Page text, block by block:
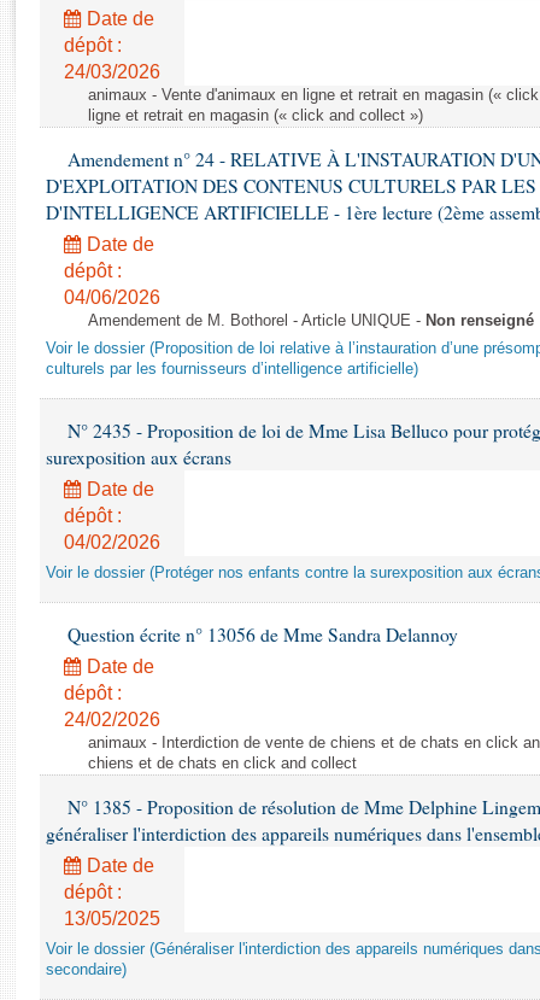
Rapports législatifs
Rapports sur l'application des lois
Baromètre de l’application des lois
Dossiers législatifs
Budget et sécurité sociale
Questions écrites et orales
Comptes rendus des débats
Date de
dépôt :
24/03/2026
animaux - Vente d'animaux en ligne et retrait en magasin («
ligne et retrait en magasin (« click and collect »)
Amendement n° 24 - RELATIVE À L'INSTAURATION
D'EXPLOITATION DES CONTENUS CULTURELS PAR LES
D'INTELLIGENCE ARTIFICIELLE - 1ère lecture (2ème
Date de
dépôt :
04/06/2026
Amendement de M. Bothorel - Article UNIQUE - Non renseigné
Voir le dossier (Proposition de loi relative à l’instauration d’une
culturels par les fournisseurs d’intelligence artificielle)
N° 2435 - Proposition de loi de Mme Lisa Belluco pour
surexposition aux écrans
Date de
dépôt :
04/02/2026
Voir le dossier (Protéger nos enfants contre la surexposition aux
Question écrite n° 13056 de Mme Sandra Delannoy
Date de
dépôt :
24/02/2026
animaux - Interdiction de vente de chiens et de chats en click
chiens et de chats en click and collect
N° 1385 - Proposition de résolution de Mme Delphine
généraliser l'interdiction des appareils numériques dans
Date de
dépôt :
13/05/2025
Voir le dossier (Généraliser l'interdiction des appareils numériques
secondaire)